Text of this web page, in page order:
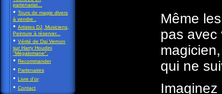
partenariat...
• Tours de magie divers
à vendre .
• Artistes DJ, Musiciens,
Peinture à réserver...
• Vérité de Dai Vernon
sur Harry Houdini
"Mégalomane".
• Recommander
• Partenaires
• Livre d'or
• Contact
Même
pas avec
qui ne